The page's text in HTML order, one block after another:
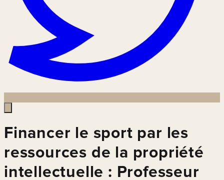
Financer le sport par les
ressources de la propriété
intellectuelle : Professeur